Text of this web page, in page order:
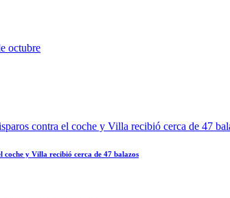
coche y Villa recibió cerca de 47 balazos